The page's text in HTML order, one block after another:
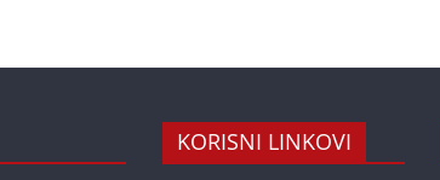
KORISNI LINKOVI